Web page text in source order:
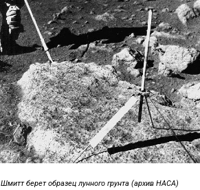
Шмитт берет образец лунного грунта (архив НАСА)